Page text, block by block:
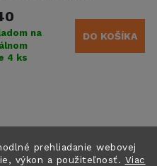
prehliadanie webovej
výkon a použiteľnosť. Viac
na
4 ks
DO KOŠÍKA